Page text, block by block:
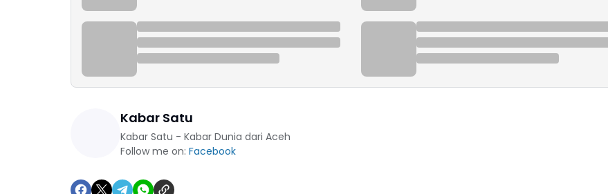
Kabar Satu
Kabar Satu - Kabar Dunia dari Aceh
Follow me on: Facebook